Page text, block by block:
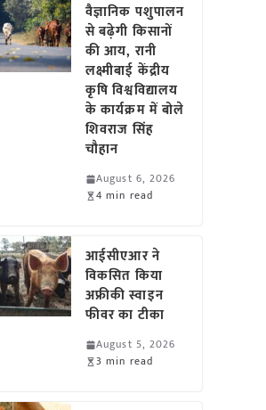
वैज्ञानिक पशुपालन
से बढ़ेगी किसानों
की आय, रानी
लक्ष्मीबाई केंद्रीय
कृषि विश्वविद्यालय
के कार्यक्रम में बोले
शिवराज सिंह
चौहान
August 6, 2026
4 min read
आईसीएआर ने
विकसित किया
अफ्रीकी स्वाइन
फीवर का टीका
August 5, 2026
3 min read